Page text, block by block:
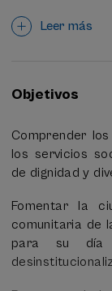
Convención
metodologías
centrada en la
PATH, MAPs,
Centrada en las
El curso
promoviendo
proyectos de
clase funcione
Leer más
Objetivos
Comprender
los servicios
de dignidad y
Fomentar la
comunitaria de
para su día